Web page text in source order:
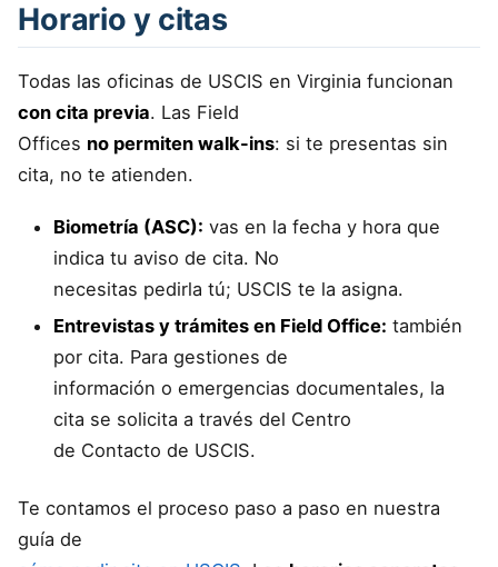
Horario y citas
Todas las oficinas de USCIS en Virginia funcionan
con cita previa. Las Field
Offices no permiten walk-ins: si te presentas sin
cita, no te atienden.
Biometría (ASC): vas en la fecha y hora que
indica tu aviso de cita. No
necesitas pedirla tú; USCIS te la asigna.
Entrevistas y trámites en Field Office: también
por cita. Para gestiones de
información o emergencias documentales, la
cita se solicita a través del Centro
de Contacto de USCIS.
Te contamos el proceso paso a paso en nuestra
guía de